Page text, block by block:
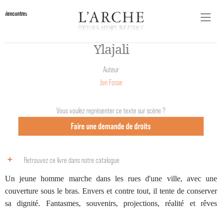
Rencontres
Ylajali
Auteur
Jon Fosse
Vous voulez représenter ce texte sur scène ?
Faire une demande de droits
Retrouvez ce livre dans notre catalogue
Un jeune homme marche dans les rues d'une ville, avec une
couverture sous le bras. Envers et contre tout, il tente de conserver
sa dignité. Fantasmes, souvenirs, projections, réalité et rêves